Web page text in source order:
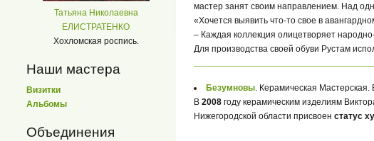
Татьяна Николаевна
ЕЛИСТРАТЕНКО
Хохломская роспись.
Наши мастера
Визитки
Альбомы
Объединения
мастер занят своим направлением. Над
«Хочется выявить что-то свое в
– Каждая коллекция олицетворяет
Для производства своей обуви Рустам
Безумновы. Керамическая
В 2008 году керамическим изделиям
Нижегородской области присвоен статус